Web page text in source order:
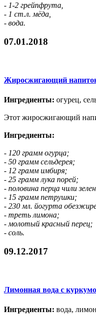
- 1-2 грейпфрута,
- 1 ст.л. мёда,
- вода.
07.01.2018
Жиросжигающий
Ингредиенты: огурец,
Этот жиросжигающий
Ингредиенты:
- 120 грамм огурца;
- 50 грамм сельдерея;
- 12 грамм имбиря;
- 25 грамм лука порей;
- половина перца чили
- 15 грамм петрушки;
- 230 мл. йогурта
- треть лимона;
- молотый красный перец;
- соль.
09.12.2017
Лимонная вода с
Ингредиенты: вода,